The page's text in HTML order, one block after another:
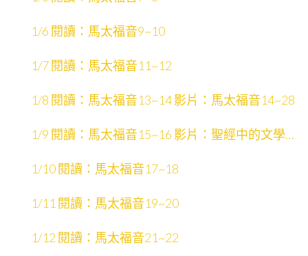
1/6 閱讀：馬太福音9~10
1/7 閱讀：馬太福音11~12
1/8 閱讀：馬太福音13~14 影片：馬太福音14~28
1/9 閱讀：馬太福音15~16 影片：聖經中的文學形
1/10 閱讀：馬太福音17~18
1/11 閱讀：馬太福音19~20
1/12 閱讀：馬太福音21~22